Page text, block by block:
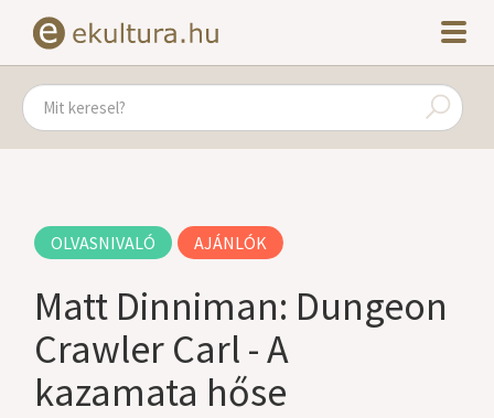
OLVASNIVALÓ AJÁNLÓK
Matt Dinniman: Dungeon
Crawler Carl - A
kazamata hőse